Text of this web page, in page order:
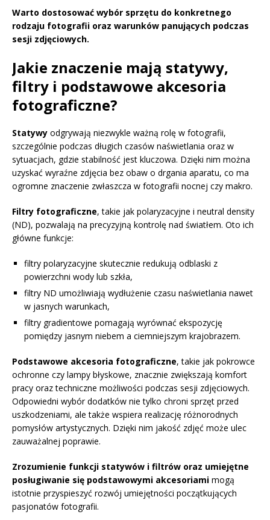
Warto dostosować wybór sprzętu do konkretnego
rodzaju fotografii oraz warunków panujących podczas
sesji zdjęciowych.
Jakie znaczenie mają statywy,
filtry i podstawowe akcesoria
fotograficzne?
Statywy odgrywają niezwykle ważną rolę w fotografii,
szczególnie podczas długich czasów naświetlania oraz w
sytuacjach, gdzie stabilność jest kluczowa. Dzięki nim można
uzyskać wyraźne zdjęcia bez obaw o drgania aparatu, co ma
ogromne znaczenie zwłaszcza w fotografii nocnej czy makro.
Filtry fotograficzne, takie jak polaryzacyjne i neutral density
(ND), pozwalają na precyzyjną kontrolę nad światłem. Oto ich
główne funkcje:
filtry polaryzacyjne skutecznie redukują odblaski z
powierzchni wody lub szkła,
filtry ND umożliwiają wydłużenie czasu naświetlania nawet
w jasnych warunkach,
filtry gradientowe pomagają wyrównać ekspozycję
pomiędzy jasnym niebem a ciemniejszym krajobrazem.
Podstawowe akcesoria fotograficzne, takie jak pokrowce
ochronne czy lampy błyskowe, znacznie zwiększają komfort
pracy oraz techniczne możliwości podczas sesji zdjęciowych.
Odpowiedni wybór dodatków nie tylko chroni sprzęt przed
uszkodzeniami, ale także wspiera realizację różnorodnych
pomysłów artystycznych. Dzięki nim jakość zdjęć może ulec
zauważalnej poprawie.
Zrozumienie funkcji statywów i filtrów oraz umiejętne
posługiwanie się podstawowymi akcesoriami mogą
istotnie przyspieszyć rozwój umiejętności początkujących
pasjonatów fotografii.